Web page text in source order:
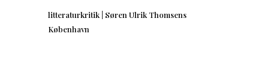
litteraturkritik | Søren Ulrik Thomsens
København